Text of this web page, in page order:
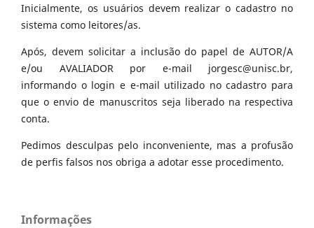
Inicialmente, os usuários devem realizar o cadastro no
sistema como leitores/as.
Após, devem solicitar a inclusão do papel de AUTOR/A
e/ou AVALIADOR por e-mail jorgesc@unisc.br,
informando o login e e-mail utilizado no cadastro para
que o envio de manuscritos seja liberado na respectiva
conta.
Pedimos desculpas pelo inconveniente, mas a profusão
de perfis falsos nos obriga a adotar esse procedimento.
Informações